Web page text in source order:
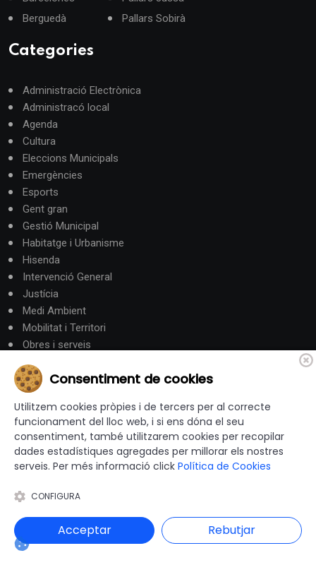
Berguedà
Pallars Sobirà
Categories
Administració Electrònica
Administracó local
Agenda
Cultura
Eleccions Municipals
Emergències
Esports
Gent gran
Gestió Municipal
Habitatge i Urbanisme
Hisenda
Intervenció General
Justícia
Medi Ambient
Mobilitat i Territori
Obres i serveis
Ocupació i Formació
Participació ciutadana
Promoció Econòmica
Salut
Seguretat
Societat
Turisme
Altres Canals
canalandorra.ad
Consentiment de cookies
Utilitzem cookies pròpies i de tercers per al correcte
funcionament del lloc web, i si ens dóna el seu
consentiment, també utilitzarem cookies per recopilar
dades estadístiques agregades per millorar els nostres
serveis. Per més informació click Política de Cookies
CONFIGURA
Acceptar Rebutjar